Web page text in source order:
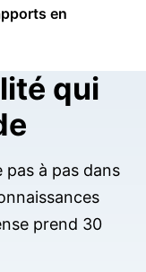
en
qui
pas à pas dans
prend 30